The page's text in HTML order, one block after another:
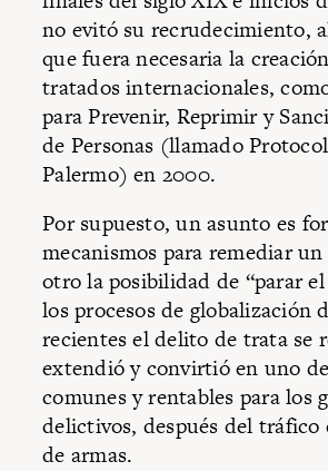
no evitó su recrudecimiento,
que fuera necesaria la
tratados internacionales,
para Prevenir, Reprimir y
de Personas (llamado
Palermo) en 2000.
Por supuesto, un asunto es
mecanismos para remediar
otro la posibilidad de “parar
los procesos de globalización
recientes el delito de trata se
extendió y convirtió en uno
comunes y rentables para los
delictivos, después del tráfico
de armas.